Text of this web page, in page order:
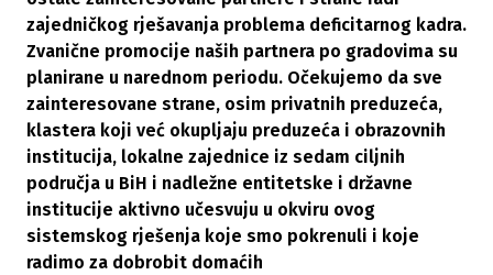
zajedničkog rješavanja problema deficitarnog kadra.
Zvanične promocije naših partnera po gradovima su
planirane u narednom periodu. Očekujemo da sve
zainteresovane strane, osim privatnih preduzeća,
klastera koji već okupljaju preduzeća i obrazovnih
institucija, lokalne zajednice iz sedam ciljnih
područja u BiH i nadležne entitetske i državne
institucije aktivno učesvuju u okviru ovog
sistemskog rješenja koje smo pokrenuli i koje
radimo za dobrobit domaćih